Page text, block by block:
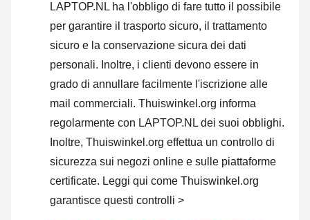
LAPTOP.NL ha l'obbligo di fare tutto il possibile
per garantire il trasporto sicuro, il trattamento
sicuro e la conservazione sicura dei dati
personali. Inoltre, i clienti devono essere in
grado di annullare facilmente l'iscrizione alle
mail commerciali. Thuiswinkel.org informa
regolarmente con LAPTOP.NL dei suoi obblighi.
Inoltre, Thuiswinkel.org effettua un controllo di
sicurezza sui negozi online e sulle piattaforme
certificate. Leggi qui come Thuiswinkel.org
garantisce questi controlli >